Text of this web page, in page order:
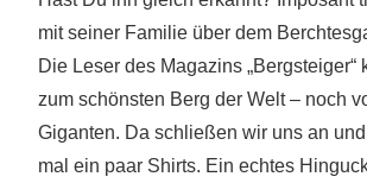
mit seiner Familie über dem
Die Leser des Magazins „Bergsteiger“
zum schönsten Berg der Welt – noch
Giganten. Da schließen wir uns an
mal ein paar Shirts. Ein echtes